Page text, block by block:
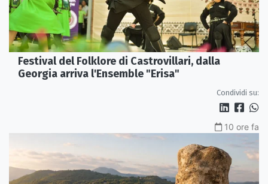
Festival del Folklore di Castrovillari, dalla
Georgia arriva l'Ensemble "Erisa"
Condividi su:
10 ore fa